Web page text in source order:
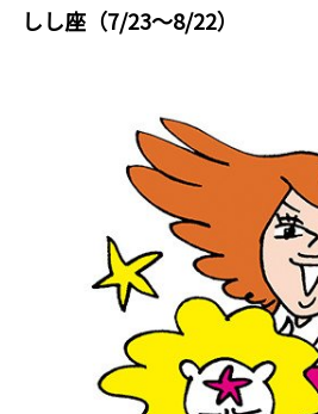
しし座（7/23～8/22）